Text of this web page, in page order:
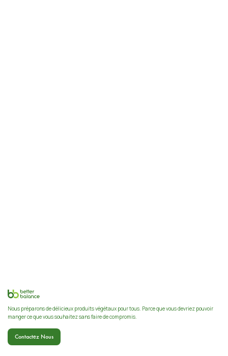
Nous préparons de délicieux produits végétaux pour tous. Parce que vous devriez pouvoir
manger ce que vous souhaitez sans faire de compromis.
Contactez Nous